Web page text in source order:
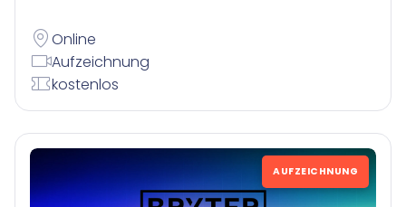
Online
Aufzeichnung
kostenlos
AUFZEICHNUNG